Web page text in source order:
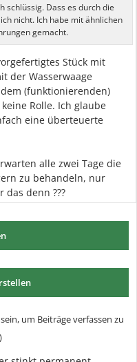
schlüssig. Dass es durch die
nicht. Ich habe mit ähnlichen
gemacht.
Stück mit
der Wasserwaage
(funktionierenden)
Rolle. Ich glaube
eine überteuerte
alle zwei Tage die
zu behandeln, nur
denn ???
um Beiträge verfassen zu